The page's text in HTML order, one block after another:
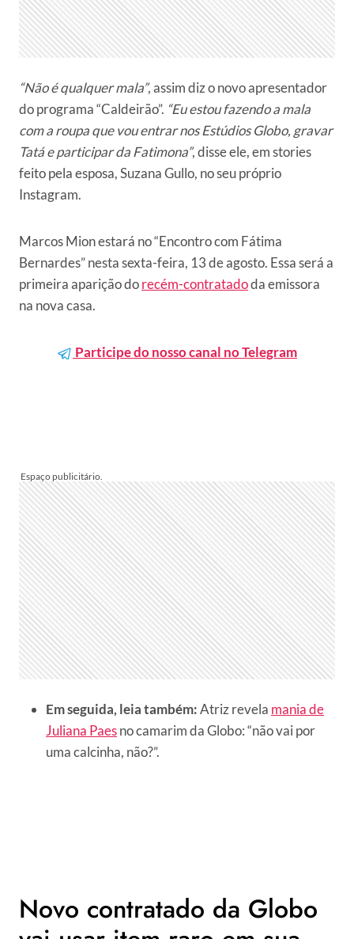
“Não é qualquer mala”, assim diz o novo apresentador
do programa “Caldeirão”. “Eu estou fazendo a mala
com a roupa que vou entrar nos Estúdios Globo, gravar
Tatá e participar da Fatimona”, disse ele, em stories
feito pela esposa, Suzana Gullo, no seu próprio
Instagram.
Marcos Mion estará no “Encontro com Fátima
Bernardes” nesta sexta-feira, 13 de agosto. Essa será a
primeira aparição dorecém-contratadoda emissora
na nova casa.
Participe do nosso canal no Telegram
Em seguida, leia também:Atriz revela mania de
Juliana Paesno camarim da Globo: “não vai por
uma calcinha, não?”.
Novo contratado da Globo